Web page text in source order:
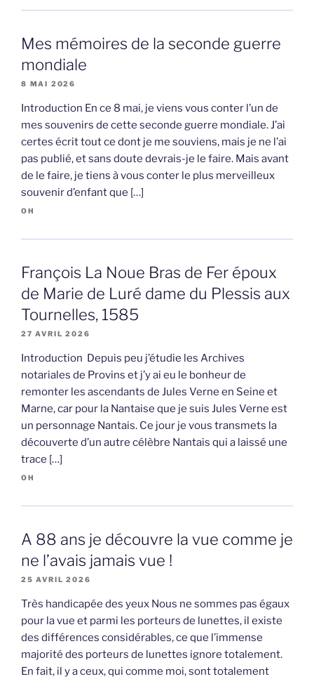
Mes mémoires de la seconde guerre
mondiale
8 MAI 2026
Introduction En ce 8 mai, je viens vous conter l’un de
mes souvenirs de cette seconde guerre mondiale. J’ai
certes écrit tout ce dont je me souviens, mais je ne l’ai
pas publié, et sans doute devrais-je le faire. Mais avant
de le faire, je tiens à vous conter le plus merveilleux
souvenir d’enfant que […]
OH
François La Noue Bras de Fer époux
de Marie de Luré dame du Plessis aux
Tournelles, 1585
27 AVRIL 2026
Introduction Depuis peu j’étudie les Archives
notariales de Provins et j’y ai eu le bonheur de
remonter les ascendants de Jules Verne en Seine et
Marne, car pour la Nantaise que je suis Jules Verne est
un personnage Nantais. Ce jour je vous transmets la
découverte d’un autre célèbre Nantais qui a laissé une
trace […]
OH
A 88 ans je découvre la vue comme je
ne l’avais jamais vue !
25 AVRIL 2026
Très handicapée des yeux Nous ne sommes pas égaux
pour la vue et parmi les porteurs de lunettes, il existe
des différences considérables, ce que l’immense
majorité des porteurs de lunettes ignore totalement.
En fait, il y a ceux, qui comme moi, sont totalement